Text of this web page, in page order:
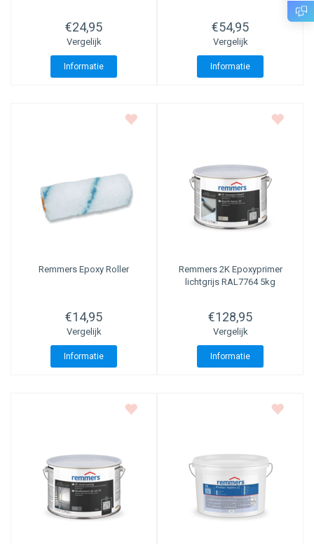
€24,95
Vergelijk
Informatie
€54,95
Vergelijk
Informatie
Remmers Epoxy Roller
€14,95
Vergelijk
Informatie
Remmers 2K Epoxyprimer
lichtgrijs RAL7764 5kg
€128,95
Vergelijk
Informatie